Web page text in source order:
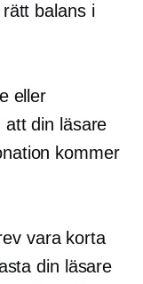
balans i
eller
att din läsare
kommer
vara korta
din läsare